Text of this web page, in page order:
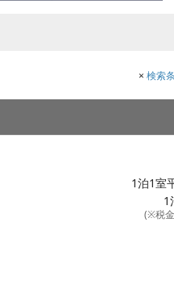
× 検索
1泊1室
1
(※税